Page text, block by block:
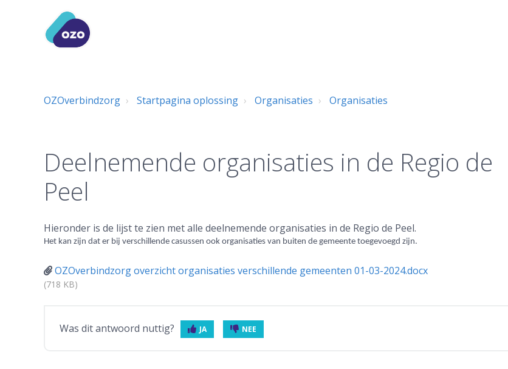
OZOverbindzorg Startpagina oplossing Organisaties Organisaties
Deelnemende organisaties in de Regio de
Peel
Hieronder is de lijst te zien met alle deelnemende organisaties in de Regio de Peel.
Het kan zijn dat er bij verschillende casussen ook organisaties van buiten de gemeente toegevoegd zijn.
OZOverbindzorg overzicht organisaties verschillende gemeenten 01-03-2024.docx
(718 KB)
Was dit antwoord nuttig? JA NEE